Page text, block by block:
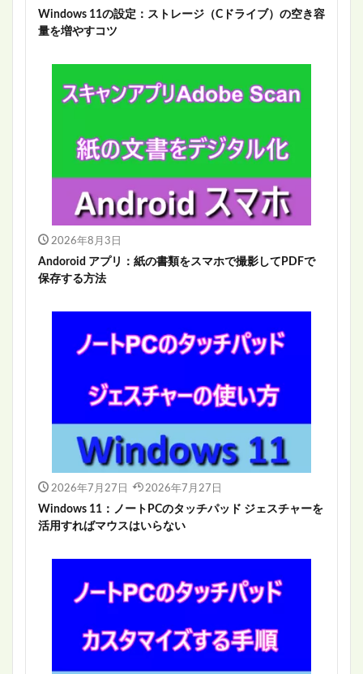
Windows 11の設定：ストレージ（Cドライブ）の空き容
量を増やすコツ
2026年8月3日
Andoroid アプリ：紙の書類をスマホで撮影してPDFで
保存する方法
2026年7月27日 2026年7月27日
Windows 11：ノートPCのタッチパッド ジェスチャーを
活用すればマウスはいらない